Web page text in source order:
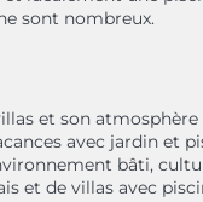
sont nombreux.
et son
avec jardin et
bâti,
et de villas avec